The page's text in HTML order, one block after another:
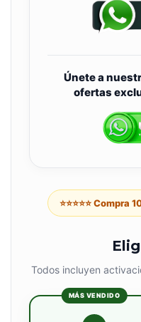
Únete a
ofertas
⭐⭐⭐⭐⭐
Todos incluyen
MÁS VENDIDO